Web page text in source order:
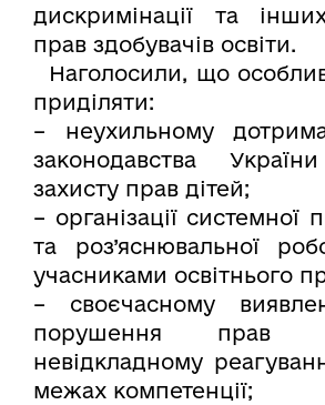
дискримінації та
прав здобувачів освіти.
Наголосили, що
приділяти:
– неухильному
законодавства
захисту прав дітей;
– організації системної
та роз’яснювальної
учасниками освітнього
– своєчасному
порушення прав
невідкладному
межах компетенції;